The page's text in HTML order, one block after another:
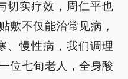
切实疗效，周仁平也
敷不仅能治常见病，
、慢性病，我们调理
位七旬老人，全身酸